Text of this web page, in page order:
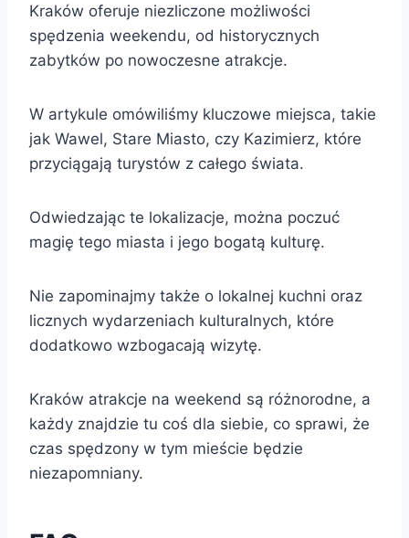
Kraków oferuje niezliczone możliwości
spędzenia weekendu, od historycznych
zabytków po nowoczesne atrakcje.
W artykule omówiliśmy kluczowe miejsca, takie
jak Wawel, Stare Miasto, czy Kazimierz, które
przyciągają turystów z całego świata.
Odwiedzając te lokalizacje, można poczuć
magię tego miasta i jego bogatą kulturę.
Nie zapominajmy także o lokalnej kuchni oraz
licznych wydarzeniach kulturalnych, które
dodatkowo wzbogacają wizytę.
Kraków atrakcje na weekend są różnorodne, a
każdy znajdzie tu coś dla siebie, co sprawi, że
czas spędzony w tym mieście będzie
niezapomniany.